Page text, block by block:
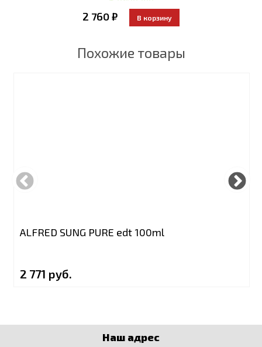
2 760 ₽
Похожие товары
ALFRED SUNG PURE edt 100ml
2 771 руб.
Наш адрес